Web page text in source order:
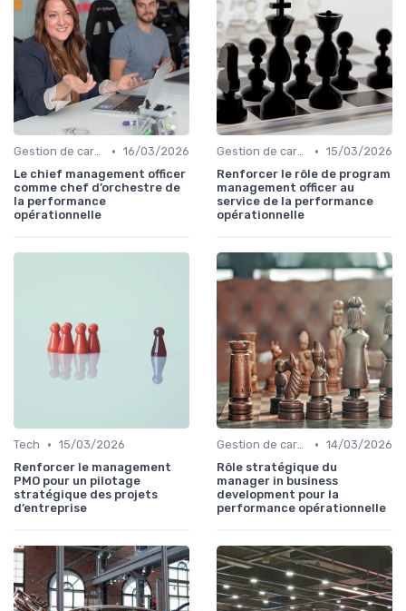
Gestion de carrière • 16/03/2026
Le chief management officer
comme chef d’orchestre de
la performance
opérationnelle
Gestion de carrière • 15/03/2026
Renforcer le rôle de program
management officer au
service de la performance
opérationnelle
Tech • 15/03/2026
Renforcer le management
PMO pour un pilotage
stratégique des projets
d’entreprise
Gestion de carrière • 14/03/2026
Rôle stratégique du
manager in business
development pour la
performance opérationnelle